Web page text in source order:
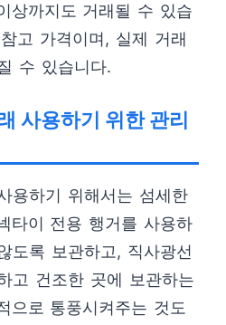
상까지도 거래될 수 있습
고 가격이며, 실제 거래
수 있습니다.
사용하기 위한 관리
용하기 위해서는 섬세한
타이 전용 행거를 사용하
도록 보관하고, 직사광선
고 건조한 곳에 보관하는
으로 통풍시켜주는 것도